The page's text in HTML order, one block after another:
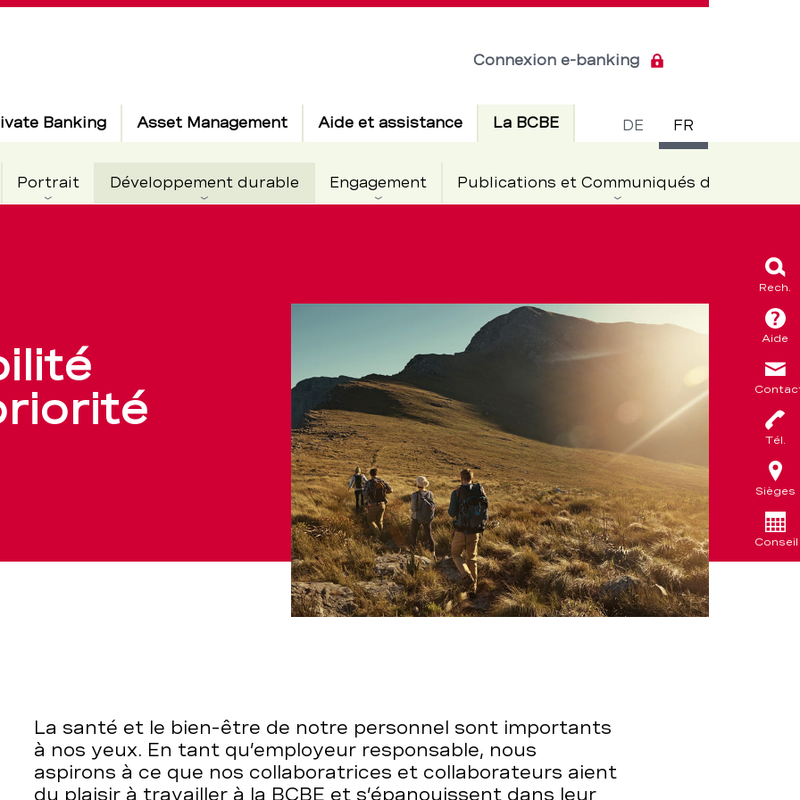
de
langue
DE FR
Connexion e-banking
Banking Asset Management Aide et assistance La BCBEActif
Portrait Développement durable ActifEngagement Publications et Communiqués de presse
Rech.
Aide
Tél.
Sièges
Conseil
La santé et le bien-être de notre personnel sont importants
à nos yeux. En tant qu’employeur responsable, nous
aspirons à ce que nos collaboratrices et collaborateurs aient
du plaisir à travailler à la BCBE et s’épanouissent dans leur